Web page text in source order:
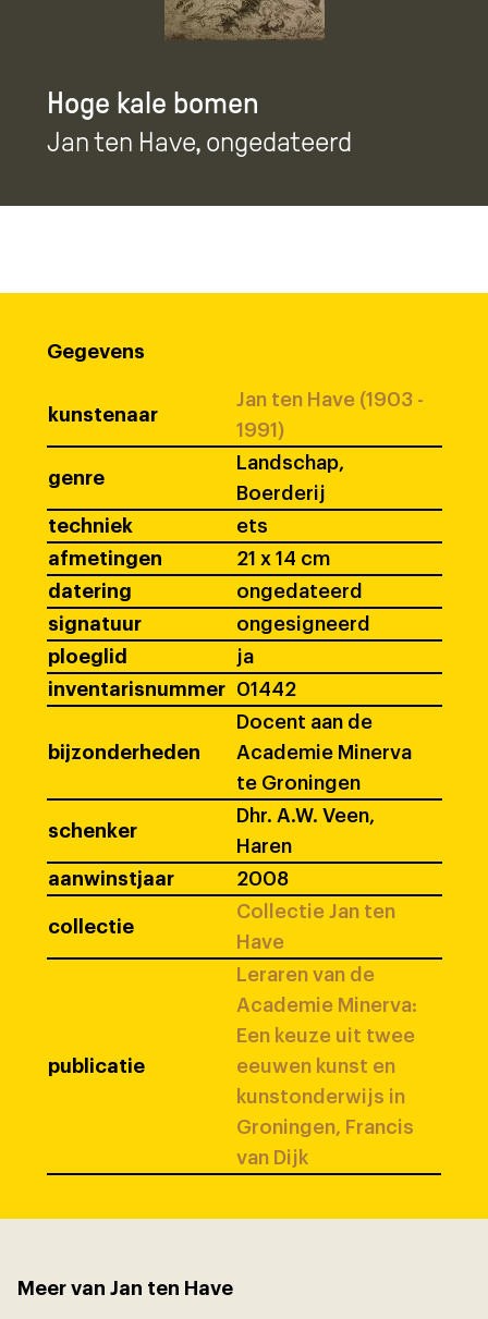
Hoge kale bomen
Jan ten Have, ongedateerd
Gegevens
kunstenaar
Jan ten Have (1903 -
1991)
genre
Landschap,
Boerderij
techniek
ets
afmetingen
21 x 14 cm
datering
ongedateerd
signatuur
ongesigneerd
ploeglid
ja
inventarisnummer
01442
bijzonderheden
Docent aan de
Academie Minerva
te Groningen
schenker
Dhr. A.W. Veen,
Haren
aanwinstjaar
2008
collectie
Collectie Jan ten
Have
publicatie
Leraren van de
Academie Minerva:
Een keuze uit twee
eeuwen kunst en
kunstonderwijs in
Groningen, Francis
van Dijk
Meer van Jan ten Have